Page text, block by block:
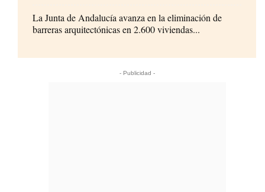
La Junta de Andalucía avanza en la eliminación de
barreras arquitectónicas en 2.600 viviendas...
- Publicidad -